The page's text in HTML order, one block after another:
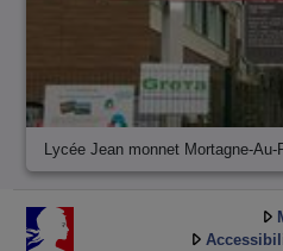
Lycée Jean monnet Mortagne-Au-